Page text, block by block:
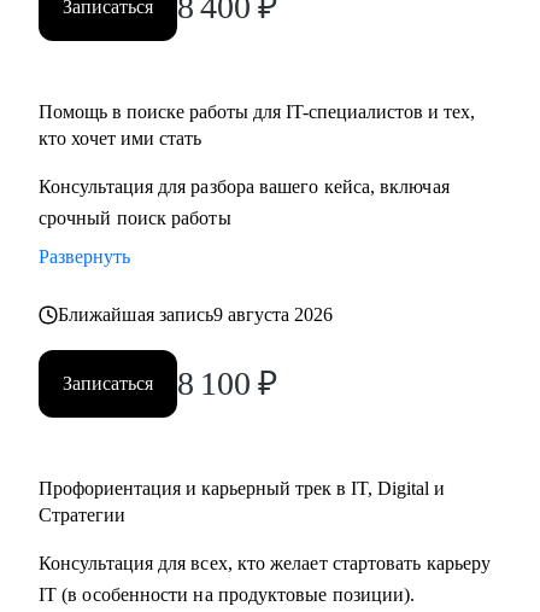
• Определим стратегию поиска подходящей роли и
Кому могу помочь:
• Product-менеджерам/Владельцам продуктов;
• Руководителям проектов/Руководителям стратегических
проектов;
• Специалистам по стратегии, инвестициям и консалтингу,
а также высшему и среднему менеджменту;
• Продуктовым аналитикам/Бизнес-аналитикам;
• Всем не IT-специалистам, которые хотят перейти в IT.
Записаться
Помощь в поиске работы для IT-специалистов и тех,
кто хочет ими стать
Консультация для разбора вашего кейса, включая
срочный поиск работы
Развернуть
Ближайшая запись9 августа 2026
Записаться 8 100 ₽
Профориентация и карьерный трек в IT, Digital и
Стратегии
Консультация для всех, кто желает стартовать карьеру
IT (в особенности на продуктовые позиции).